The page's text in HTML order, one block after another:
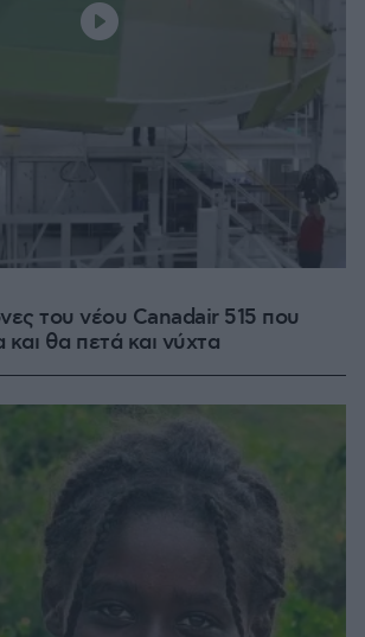
του νέου Canadair 515 που
και θα πετά και νύχτα